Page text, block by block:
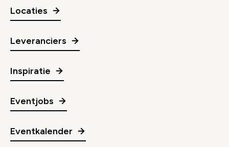
Locaties
Leveranciers
Inspiratie
Eventjobs
Eventkalender